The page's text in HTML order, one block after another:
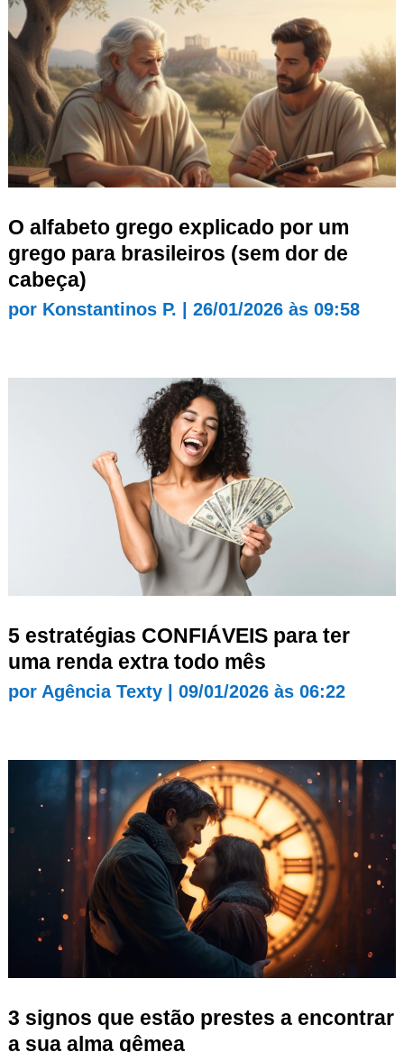
O alfabeto grego explicado por um
grego para brasileiros (sem dor de
cabeça)
por Konstantinos P. 26/01/2026 às 09:58
5 estratégias CONFIÁVEIS para ter
uma renda extra todo mês
por Agência Texty| 09/01/2026 às 06:22
3 signos que estão prestes a encontrar
a sua alma gêmea